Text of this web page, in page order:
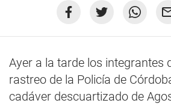
Ayer a la tarde los integrantes
rastreo de la Policía de
cadáver descuartizado de